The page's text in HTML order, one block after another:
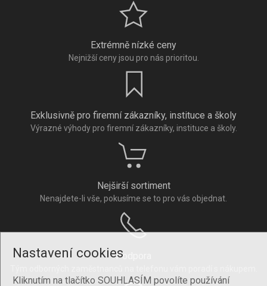
Nastavení cookies
Kliknutím na tlačítko SOUHLASÍM povolíte používání
Extrémně nízké ceny
Nejnižší ceny jsou pro nás prioritou.
Exklusivně pro firemní zákazníky, instituce a školy
Výrazné výhody pro firemní zákazníky, instituce a školy.
Nejširší sortiment
Nenajdete-li vše, pokusíme se to pro vás objednat.
Podpora